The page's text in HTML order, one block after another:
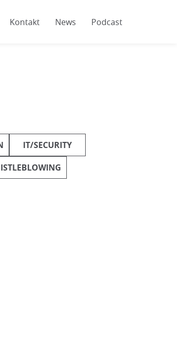
Kontakt News Podcast
IT/SECURITY